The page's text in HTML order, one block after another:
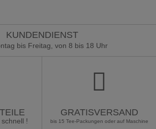
KUNDENDIENST
bis Freitag, von 8 bis 18 Uhr
!
GRATISVERSAND
bis 15 Tee-Packungen oder auf Maschine